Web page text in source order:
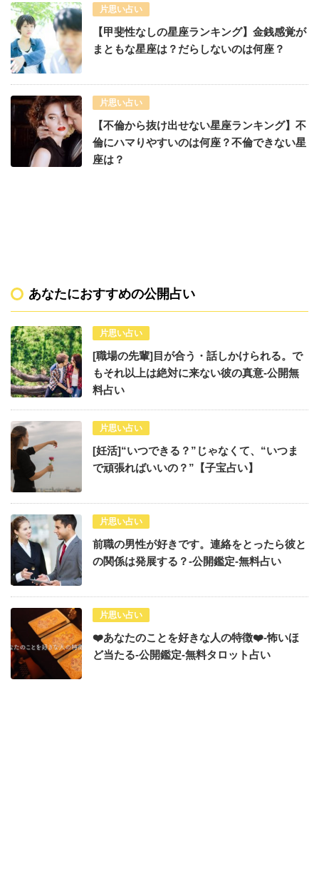
片思い占い
【甲斐性なしの星座ランキング】金銭感覚が
まともな星座は？だらしないのは何座？
片思い占い
【不倫から抜け出せない星座ランキング】不
倫にハマりやすいのは何座？不倫できない星
座は？
あなたにおすすめの公開占い
片思い占い
[職場の先輩]目が合う・話しかけられる。で
もそれ以上は絶対に来ない彼の真意-公開無
料占い
片思い占い
[妊活]“いつできる？”じゃなくて、“いつま
で頑張ればいいの？”【子宝占い】
片思い占い
前職の男性が好きです。連絡をとったら彼と
の関係は発展する？-公開鑑定-無料占い
片思い占い
❤️あなたのことを好きな人の特徴❤️-怖いほ
ど当たる-公開鑑定-無料タロット占い